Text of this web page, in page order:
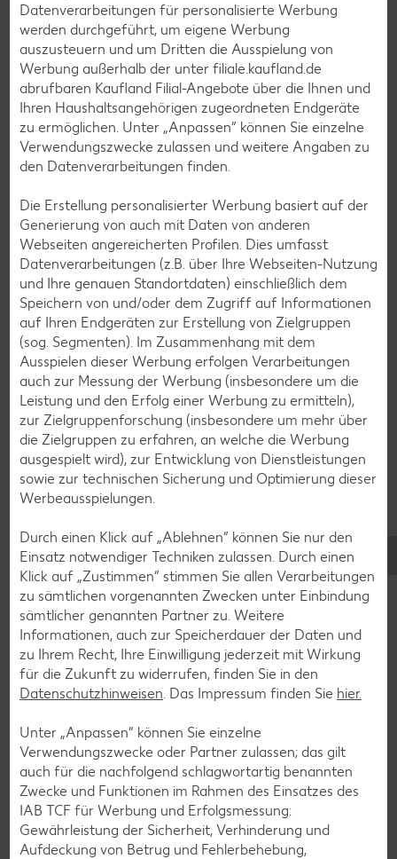
Plätzchen-Rezepte
Smoothie-Rezepte
Bowle-Rezepte
Cocktail-Rezepte
Avocado-Rezepte
Blaubeer-Rezepte
Bananen-Rezepte
Zurück zu allen Rezepten
Glutenfreie Rezepte
Wer auf Gluten verzichtet, muss nicht automatisch auf
mit unseren glutenfreien Rezepten zauberst du dir Gerichte,
die nicht nur verträglich, sondern auch richtig lecker sind.
Rezepte entdecken
Datenverarbeitungen für personalisierte Werbung
werden durchgeführt, um eigene Werbung
auszusteuern und um Dritten die Ausspielung von
Werbung außerhalb der unter filiale.kaufland.de
abrufbaren Kaufland Filial-Angebote über die Ihnen und
Ihren Haushaltsangehörigen zugeordneten Endgeräte
zu ermöglichen. Unter „Anpassen“ können Sie einzelne
Verwendungszwecke zulassen und weitere Angaben zu
den Datenverarbeitungen finden.
Die Erstellung personalisierter Werbung basiert auf der
Generierung von auch mit Daten von anderen
Webseiten angereicherten Profilen. Dies umfasst
Datenverarbeitungen (z.B. über Ihre Webseiten-Nutzung
und Ihre genauen Standortdaten) einschließlich dem
Speichern von und/oder dem Zugriff auf Informationen
auf Ihren Endgeräten zur Erstellung von Zielgruppen
(sog. Segmenten). Im Zusammenhang mit dem
Ausspielen dieser Werbung erfolgen Verarbeitungen
auch zur Messung der Werbung (insbesondere um die
Leistung und den Erfolg einer Werbung zu ermitteln),
zur Zielgruppenforschung (insbesondere um mehr über
die Zielgruppen zu erfahren, an welche die Werbung
ausgespielt wird), zur Entwicklung von Dienstleistungen
sowie zur technischen Sicherung und Optimierung dieser
Werbeausspielungen.
Durch einen Klick auf „Ablehnen“ können Sie nur den
Einsatz notwendiger Techniken zulassen. Durch einen
Klick auf „Zustimmen“ stimmen Sie allen Verarbeitungen
zu sämtlichen vorgenannten Zwecken unter Einbindung
sämtlicher genannten Partner zu. Weitere
Informationen, auch zur Speicherdauer der Daten und
zu Ihrem Recht, Ihre Einwilligung jederzeit mit Wirkung
für die Zukunft zu widerrufen, finden Sie in den
Datenschutzhinweisen . Das Impressum finden Sie hier.
Unter „Anpassen“ können Sie einzelne
Verwendungszwecke oder Partner zulassen; das gilt
auch für die nachfolgend schlagwortartig benannten
Zwecke und Funktionen im Rahmen des Einsatzes des
IAB TCF für Werbung und Erfolgsmessung:
Gewährleistung der Sicherheit, Verhinderung und
Aufdeckung von Betrug und Fehlerbehebung,